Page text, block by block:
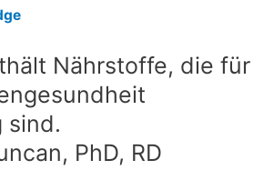
Nährstoffe, die für
sind.
PhD, RD